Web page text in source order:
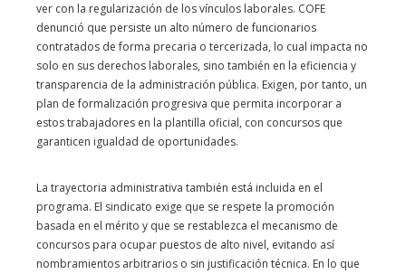
ver con la regularización de los vínculos laborales. COFE
denunció que persiste un alto número de funcionarios
contratados de forma precaria o tercerizada, lo cual impacta no
solo en sus derechos laborales, sino también en la eficiencia y
transparencia de la administración pública. Exigen, por tanto, un
plan de formalización progresiva que permita incorporar a
estos trabajadores en la plantilla oficial, con concursos que
garanticen igualdad de oportunidades.
La trayectoria administrativa también está incluida en el
programa. El sindicato exige que se respete la promoción
basada en el mérito y que se restablezca el mecanismo de
concursos para ocupar puestos de alto nivel, evitando así
nombramientos arbitrarios o sin justificación técnica. En lo que